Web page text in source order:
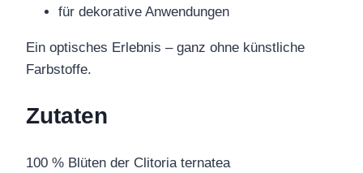
für dekorative Anwendungen
Ein optisches Erlebnis – ganz ohne künstliche
Farbstoffe.
Zutaten
100 % Blüten der Clitoria ternatea